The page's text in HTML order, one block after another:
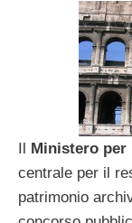
Il Ministero
centrale per il
patrimonio